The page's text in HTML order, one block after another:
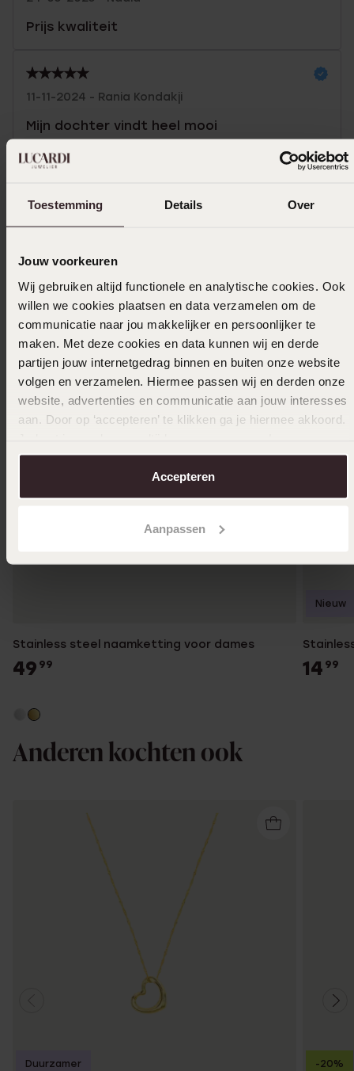
Toestemming Details Over
Jouw voorkeuren
Wij gebruiken altijd functionele en analytische cookies. Ook
willen we cookies plaatsen en data verzamelen om de
communicatie naar jou makkelijker en persoonlijker te
maken. Met deze cookies en data kunnen wij en derde
partijen jouw internetgedrag binnen en buiten onze website
volgen en verzamelen. Hiermee passen wij en derden onze
website, advertenties en communicatie aan jouw interesses
aan. Door op ‘accepteren’ te klikken ga je hiermee akkoord.
over in onscookiebeleid.
Accepteren
Aanpassen
Prijs kwaliteit
11-11-2024 - Rania Kondakji
Mijn dochter vindt heel mooi
Ook leuk voor jou
Stainless steel naamketting voor dames
49 99 14 99
Nieuw
Anderen kochten ook
Duurzamer -20%